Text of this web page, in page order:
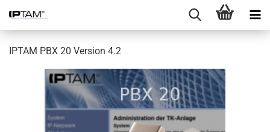
IPTAM PBX 20 Version 4.2